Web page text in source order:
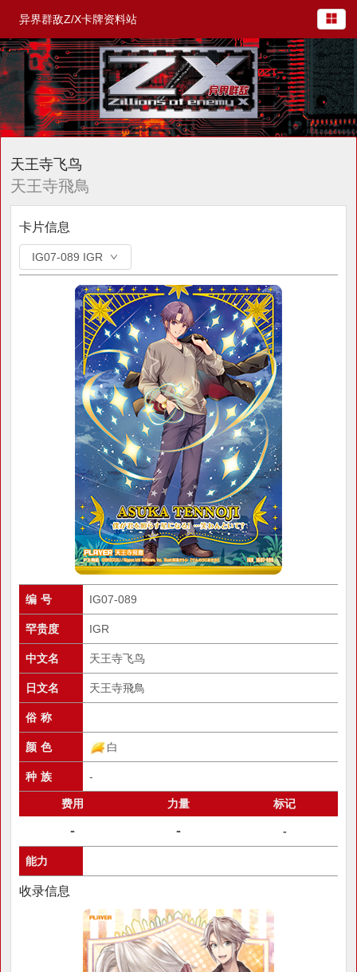
异界群敌Z/X卡牌资料站
天王寺飞鸟
天王寺飛鳥
卡片信息
IG07-089 IGR
编 号 IG07-089
罕贵度 IGR
中文名 天王寺飞鸟
日文名 天王寺飛鳥
俗 称
颜 色 白
种 族 -
费用 力量 标记
- - -
能力
收录信息